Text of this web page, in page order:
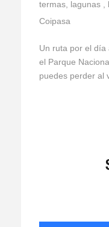
termas, lagunas ,
Coipasa
Un ruta por el día
el Parque
puedes perder al